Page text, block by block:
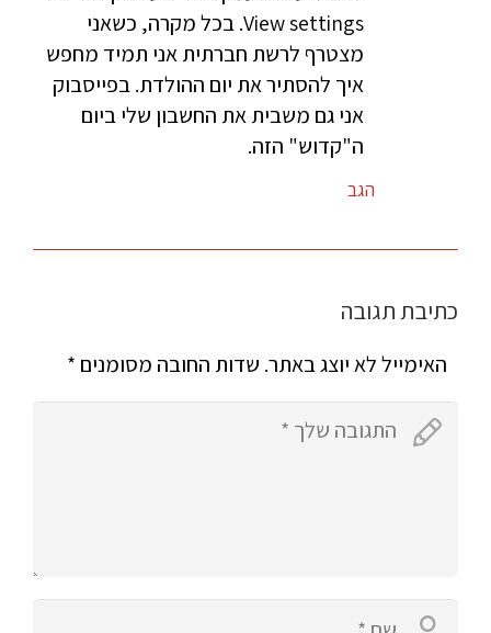
View settings. בכל מקרה, כשאני
מצטרף לרשת חברתית אני תמיד מחפש
איך להסתיר את יום ההולדת. בפייסבוק
אני גם משבית את החשבון שלי ביום
ה"קדוש" הזה.
הגב
כתיבת תגובה
האימייל לא יוצג באתר. שדות החובה מסומנים *